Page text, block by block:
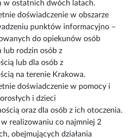
w ostatnich dwóch latach.
doświadczenie w obszarze
punktów informacyjno –
do opiekunów osób
lub rodzin osób z
lub dla osób z
na terenie Krakowa.
doświadczenie w pomocy i
i dzieci
oraz dla osób z ich otoczenia.
realizowaniu co najmniej 2
obejmujących działania